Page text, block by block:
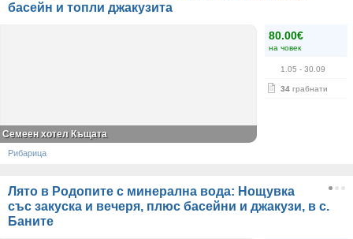
басейн и топли джакузита
80.00€
на човек
1.05 - 30.09
34 грабнати
Семеен хотел Къщата
Рибарица
Лято в Родопите с минерална вода: Нощувка
със закуска и вечеря, плюс басейни и джакузи, в с.
Баните